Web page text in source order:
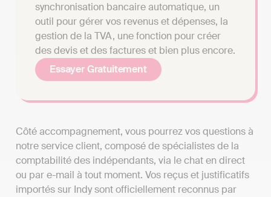
synchronisation bancaire automatique, un
outil pour gérer vos revenus et dépenses, la
gestion de la TVA, une fonction pour créer
des devis et des factures et bien plus encore.
Essayer Gratuitement
Côté accompagnement, vous pourrez vos questions à
notre service client, composé de spécialistes de la
comptabilité des indépendants, via le chat en direct
ou par e-mail à tout moment. Vos reçus et justificatifs
importés sur Indy sont officiellement reconnus par